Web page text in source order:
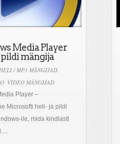
Media Player
pildi mängija
/ MP3 MÄNGIJAD,
, VIDEO MÄNGIJAD
Player –
Microsofti heli- ja pildi
ile, mida kindlasti